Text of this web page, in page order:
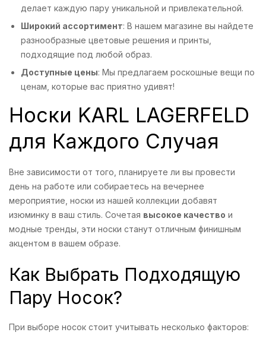
делает каждую пару уникальной и привлекательной.
Широкий ассортимент: В нашем магазине вы найдете
разнообразные цветовые решения и принты,
подходящие под любой образ.
Доступные цены: Мы предлагаем роскошные вещи по
ценам, которые вас приятно удивят!
Носки KARL LAGERFELD
для Каждого Случая
Вне зависимости от того, планируете ли вы провести
день на работе или собираетесь на вечернее
мероприятие, носки из нашей коллекции добавят
изюминку в ваш стиль. Сочетая высокое качество и
модные тренды, эти носки станут отличным финишным
акцентом в вашем образе.
Как Выбрать Подходящую
Пару Носок?
При выборе носок стоит учитывать несколько факторов: